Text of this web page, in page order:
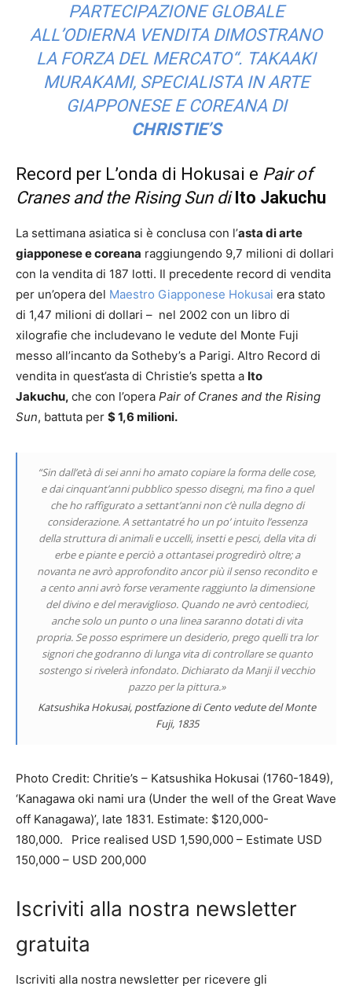
PARTECIPAZIONE GLOBALE
ALL’ODIERNA VENDITA DIMOSTRANO
LA FORZA DEL MERCATO“. TAKAAKI
MURAKAMI, SPECIALISTA IN ARTE
GIAPPONESE E COREANA DI
CHRISTIE’S
Record per L’onda di Hokusai e Pair of
Cranes and the Rising Sun di Ito Jakuchu
La settimana asiatica si è conclusa con l’asta di arte
giapponese e coreana raggiungendo 9,7 milioni di dollari
con la vendita di 187 lotti. Il precedente record di vendita
per un’opera del Maestro Giapponese Hokusai era stato
di 1,47 milioni di dollari – nel 2002 con un libro di
xilografie che includevano le vedute del Monte Fuji
messo all’incanto da Sotheby’s a Parigi. Altro Record di
vendita in quest’asta di Christie’s spetta a Ito
Jakuchu, che con l’opera Pair of Cranes and the Rising
Sun, battuta per $ 1,6 milioni.
“Sin dall’età di sei anni ho amato copiare la forma delle cose,
e dai cinquant’anni pubblico spesso disegni, ma fino a quel
che ho raffigurato a settant’anni non c’è nulla degno di
considerazione. A settantatré ho un po’ intuito l’essenza
della struttura di animali e uccelli, insetti e pesci, della vita di
erbe e piante e perciò a ottantasei progredirò oltre; a
novanta ne avrò approfondito ancor più il senso recondito e
a cento anni avrò forse veramente raggiunto la dimensione
del divino e del meraviglioso. Quando ne avrò centodieci,
anche solo un punto o una linea saranno dotati di vita
propria. Se posso esprimere un desiderio, prego quelli tra lor
signori che godranno di lunga vita di controllare se quanto
sostengo si rivelerà infondato. Dichiarato da Manji il vecchio
pazzo per la pittura.»
Katsushika Hokusai, postfazione diCento vedute del Monte
Fuji, 1835
Photo Credit: Chritie’s – Katsushika Hokusai (1760-1849),
‘Kanagawa oki nami ura (Under the well of the Great Wave
off Kanagawa)’, late 1831. Estimate: $120,000-
180,000.⠀ Price realised USD 1,590,000 – Estimate USD
150,000 – USD 200,000
Iscriviti alla nostra newsletter
gratuita
Iscriviti alla nostra newsletter per ricevere gli